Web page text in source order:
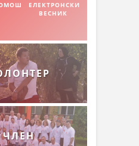
ЕЛЕКТРОНСКИ
ВЕСНИК
ЧЛЕН